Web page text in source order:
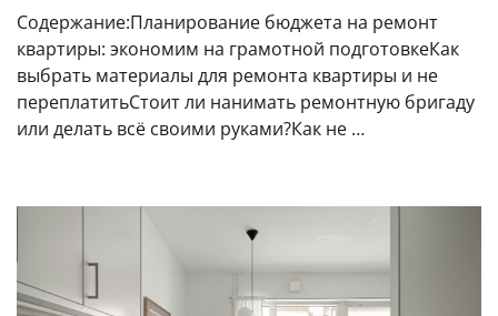
Содержание:Планирование бюджета на ремонт
квартиры: экономим на грамотной подготовкеКак
выбрать материалы для ремонта квартиры и не
переплатитьСтоит ли нанимать ремонтную бригаду
или делать всё своими руками?Как не …